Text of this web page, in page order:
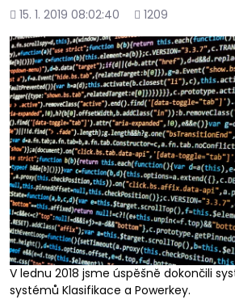
Přidáno
15. 1. 2019 08:02:40
Počet
1209
V lednu 2018 jsme úspěšně dokončili
systémů Klasifikace a Powerkey.